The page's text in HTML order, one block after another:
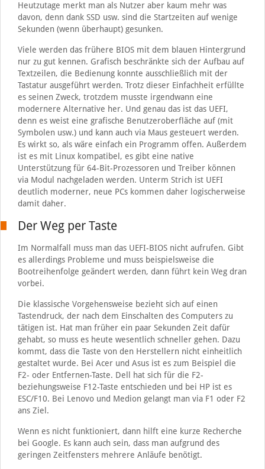
Heutzutage merkt man als Nutzer aber kaum mehr was
davon, denn dank SSD usw. sind die Startzeiten auf wenige
Sekunden (wenn überhaupt) gesunken.
Viele werden das frühere BIOS mit dem blauen Hintergrund
nur zu gut kennen. Grafisch beschränkte sich der Aufbau auf
Textzeilen, die Bedienung konnte ausschließlich mit der
Tastatur ausgeführt werden. Trotz dieser Einfachheit erfüllte
es seinen Zweck, trotzdem musste irgendwann eine
modernere Alternative her. Und genau das ist das UEFI,
denn es weist eine grafische Benutzeroberfläche auf (mit
Symbolen usw.) und kann auch via Maus gesteuert werden.
Es wirkt so, als wäre einfach ein Programm offen. Außerdem
ist es mit Linux kompatibel, es gibt eine native
Unterstützung für 64-Bit-Prozessoren und Treiber können
via Modul nachgeladen werden. Unterm Strich ist UEFI
deutlich moderner, neue PCs kommen daher logischerweise
damit daher.
Der Weg per Taste
Im Normalfall muss man das UEFI-BIOS nicht aufrufen. Gibt
es allerdings Probleme und muss beispielsweise die
Bootreihenfolge geändert werden, dann führt kein Weg dran
vorbei.
Die klassische Vorgehensweise bezieht sich auf einen
Tastendruck, der nach dem Einschalten des Computers zu
tätigen ist. Hat man früher ein paar Sekunden Zeit dafür
gehabt, so muss es heute wesentlich schneller gehen. Dazu
kommt, dass die Taste von den Herstellern nicht einheitlich
gestaltet wurde. Bei Acer und Asus ist es zum Beispiel die
F2- oder Entfernen-Taste. Dell hat sich für die F2-
beziehungsweise F12-Taste entschieden und bei HP ist es
ESC/F10. Bei Lenovo und Medion gelangt man via F1 oder F2
ans Ziel.
Wenn es nicht funktioniert, dann hilft eine kurze Recherche
bei Google. Es kann auch sein, dass man aufgrund des
geringen Zeitfensters mehrere Anläufe benötigt.